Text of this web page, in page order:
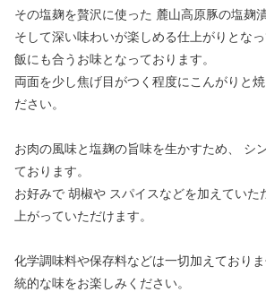
その塩麹を贅沢に使った 麓山高原豚の塩麹
そして深い味わいが楽しめる仕上がりとな
飯にも合うお味となっております。
両面を少し焦げ目がつく程度にこんがりと
ださい。
お肉の風味と塩麹の旨味を生かすため、 シ
ております。
お好みで 胡椒や スパイスなどを加えていた
上がっていただけます。
化学調味料や保存料などは一切加えており
統的な味をお楽しみください。